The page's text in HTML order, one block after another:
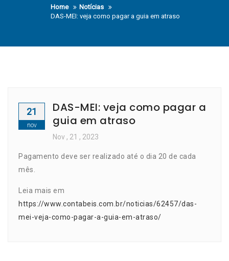
Home
Notícias
DAS-MEI: veja como pagar a guia em atraso
21
nov
DAS-MEI: veja como pagar a
guia em atraso
Nov , 21 , 2023
Pagamento deve ser realizado até o dia 20 de cada
mês.
Leia mais em
https://www.contabeis.com.br/noticias/62457/das-
mei-veja-como-pagar-a-guia-em-atraso/